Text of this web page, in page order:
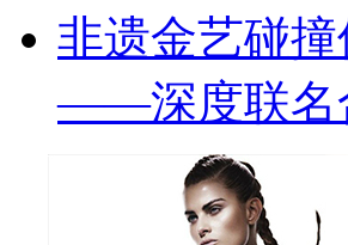
非遗金艺碰
——深度联名